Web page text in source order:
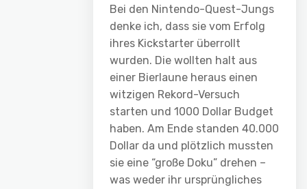
Bei den Nintendo-Quest-Jungs
denke ich, dass sie vom Erfolg
ihres Kickstarter überrollt
wurden. Die wollten halt aus
einer Bierlaune heraus einen
witzigen Rekord-Versuch
starten und 1000 Dollar Budget
haben. Am Ende standen 40.000
Dollar da und plötzlich mussten
sie eine “große Doku” drehen –
was weder ihr ursprüngliches